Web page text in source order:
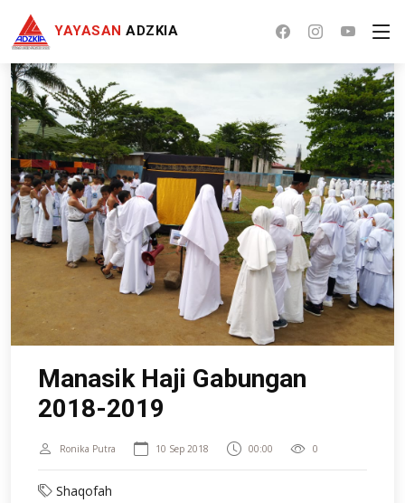
YAYASAN ADZKIA
Manasik Haji Gabungan
2018-2019
Ronika Putra 10 Sep 2018 00:00 0
Shaqofah